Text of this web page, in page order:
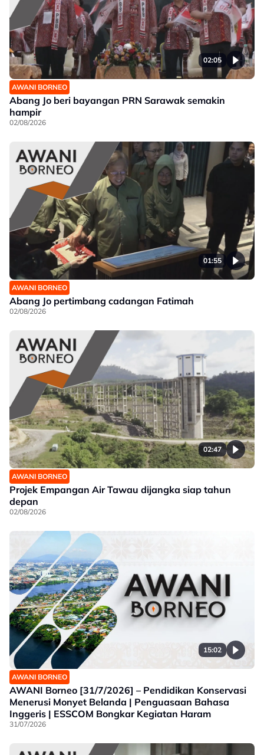
02:05
AWANI BORNEO
Abang Jo beri bayangan PRN Sarawak semakin
hampir
02/08/2026
01:55
AWANI BORNEO
Abang Jo pertimbang cadangan Fatimah
02/08/2026
02:47
AWANI BORNEO
Projek Empangan Air Tawau dijangka siap tahun
depan
02/08/2026
15:02
AWANI BORNEO
AWANI Borneo [31/7/2026] – Pendidikan Konservasi
Menerusi Monyet Belanda | Penguasaan Bahasa
Inggeris | ESSCOM Bongkar Kegiatan Haram
31/07/2026